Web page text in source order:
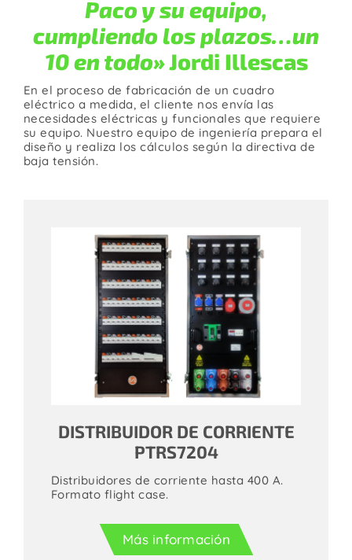
Paco y su equipo,
cumpliendo los plazos…un
10 en todo»Jordi Illescas
En el proceso de fabricación de un cuadro
eléctrico a medida, el cliente nos envía las
necesidades eléctricas y funcionales que requiere
su equipo. Nuestro equipo de ingeniería prepara el
diseño y realiza los cálculos según la directiva de
baja tensión.
DISTRIBUIDOR DE CORRIENTE
PTRS7204
Distribuidores de corriente hasta 400 A.
Formato flight case.
Más información